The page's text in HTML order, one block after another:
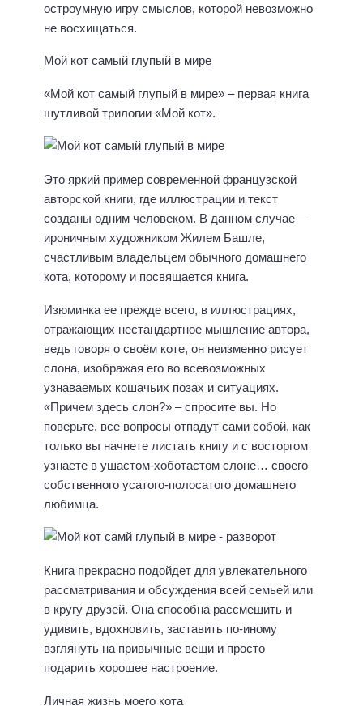
остроумную игру смыслов, которой невозможно
не восхищаться.
Мой кот самый глупый в мире
«Мой кот самый глупый в мире» – первая книга
шутливой трилогии «Мой кот».
Это яркий пример современной французской
авторской книги, где иллюстрации и текст
созданы одним человеком. В данном случае –
ироничным художником Жилем Башле,
счастливым владельцем обычного домашнего
кота, которому и посвящается книга.
Изюминка ее прежде всего, в иллюстрациях,
отражающих нестандартное мышление автора,
ведь говоря о своём коте, он неизменно рисует
слона, изображая его во всевозможных
узнаваемых кошачьих позах и ситуациях.
«Причем здесь слон?» – спросите вы. Но
поверьте, все вопросы отпадут сами собой, как
только вы начнете листать книгу и с восторгом
узнаете в ушастом-хоботастом слоне… своего
собственного усатого-полосатого домашнего
любимца.
Книга прекрасно подойдет для увлекательного
рассматривания и обсуждения всей семьей или
в кругу друзей. Она способна рассмешить и
удивить, вдохновить, заставить по-иному
взглянуть на привычные вещи и просто
подарить хорошее настроение.
Личная жизнь моего кота